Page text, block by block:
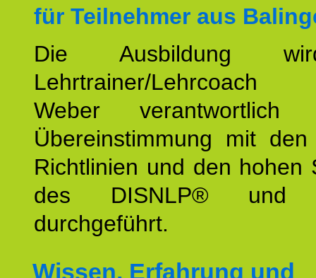
für Teilnehmer aus
Die Ausbildung
Lehrtrainer/Lehrcoach
Weber
Übereinstimmung mit den
Richtlinien und den hohen
des DISNLP® und
durchgeführt.
Wissen, Erfahrung und